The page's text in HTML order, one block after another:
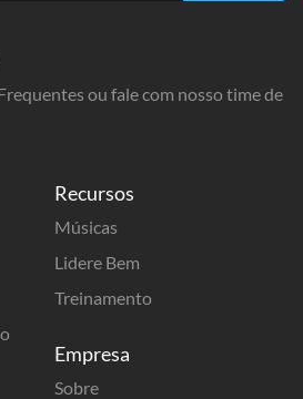
Recursos
Músicas
Lidere Bem
Treinamento
Empresa
Sobre
ou fale com nosso time de